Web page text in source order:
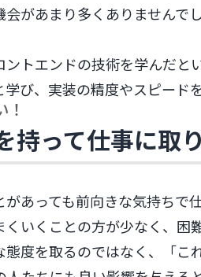
会があまり多くありません
ントエンドの技術を学んだ
び、実装の精度やスピード
持って仕事に取
あっても前向きな気持ちで
いくことの方が少なく、困
態度を取るのではなく、「